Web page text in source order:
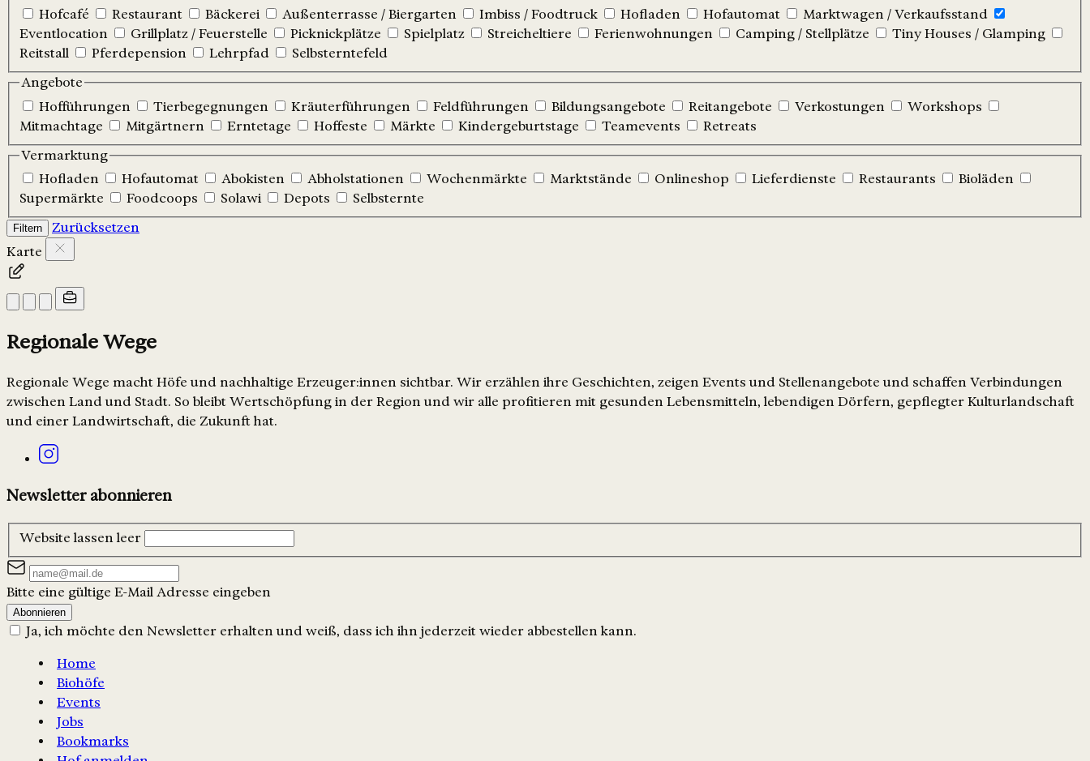
Hofcafé
Restaurant Bäckerei Außenterrasse / Biergarten Imbiss / Foodtruck Hofladen Hofautomat
Marktwagen / Verkaufsstand
Eventlocation
Grillplatz / Feuerstelle Picknickplätze Spielplatz Streicheltiere Ferienwohnungen Camping / Stellplätze
Tiny Houses / Glamping
Reitstall
Pferdepension Lehrpfad
Selbsterntefeld
Angebote
Hofführungen
Tierbegegnungen Kräuterführungen Feldführungen Bildungsangebote Reitangebote Verkostungen
Workshops
Mitmachtage
Mitgärtnern Erntetage Hoffeste Märkte Kindergeburtstage Teamevents
Retreats
Vermarktung
Hofladen
Hofautomat Abokisten Abholstationen Wochenmärkte Marktstände Onlineshop Lieferdienste Restaurants
Bioläden
Supermärkte
Foodcoops Solawi Depots Selbsternte
Filtern
Zurücksetzen
Karte
Regionale Wege
Regionale Wege macht Höfe und nachhaltige Erzeuger:innen sichtbar. Wir erzählen ihre Geschichten, zeigen Events und Stellenangebote und schaffen Verbindungen
zwischen Land und Stadt. So bleibt Wertschöpfung in der Region und wir alle profitieren mit gesunden Lebensmitteln, lebendigen Dörfern, gepflegter Kulturlandschaft
und einer Landwirtschaft, die Zukunft hat.
Newsletter abonnieren
Website lassen leer
Bitte eine gültige E-Mail Adresse eingeben
Abonnieren
Ja, ich möchte den Newsletter erhalten und weiß, dass ich ihn jederzeit wieder abbestellen kann.
Home
Biohöfe
Events
Jobs
Bookmarks